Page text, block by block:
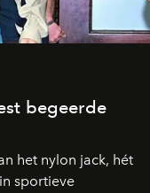
begeerde
het nylon jack, hét
sportieve